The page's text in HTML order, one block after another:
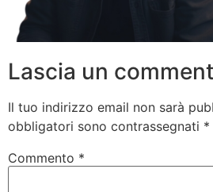
Lascia un
Il tuo indirizzo email non sarà
obbligatori sono contrassegnati *
Commento *